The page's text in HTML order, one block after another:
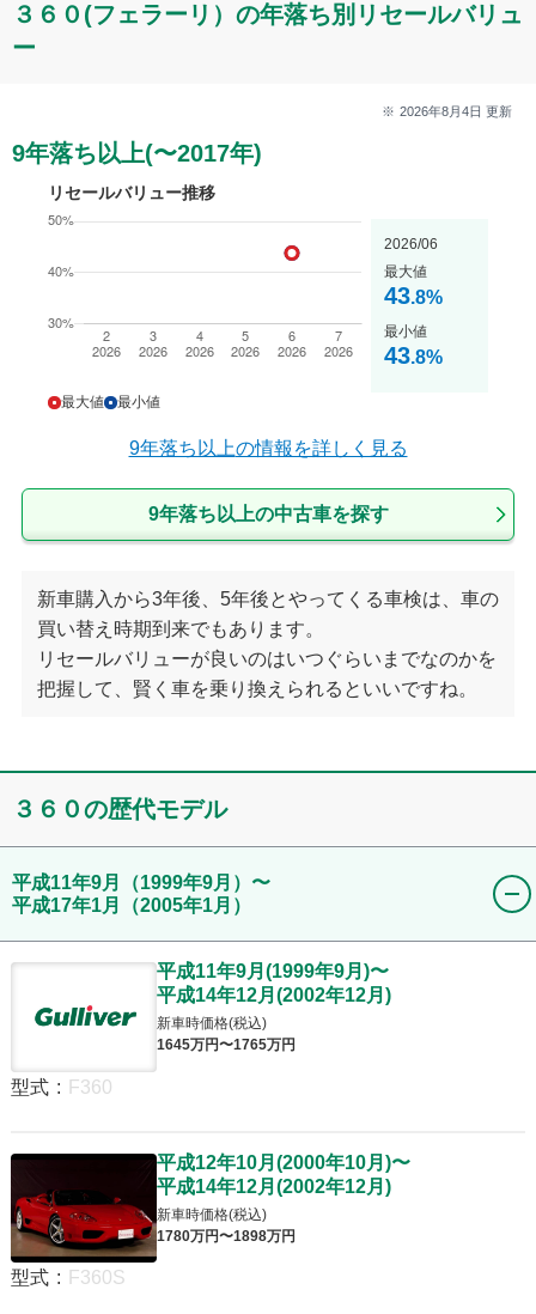
３６０(フェラーリ）の年落ち別リセールバリュ
ー
2026年8月4日 更新
9年落ち以上(〜2017年)
リセールバリュー推移
最大値 最小値
2026/06
最大値
43.8%
最小値
43.8%
9年落ち以上の情報を詳しく見る
9年落ち以上の中古車を探す
新車購入から3年後、5年後とやってくる車検は、車の
買い替え時期到来でもあります。
リセールバリューが良いのはいつぐらいまでなのかを
把握して、賢く車を乗り換えられるといいですね。
３６０の歴代モデル
平成11年9月 （1999年9月） 〜
平成17年1月
（2005年1月）
平成11年9月 (1999年9月 )〜
平成14年12月 (2002年12月 )
新車時価格(税込)
1645万円〜1765万円
型式 : F360
平成12年10月 (2000年10月 )〜
平成14年12月 (2002年12月 )
新車時価格(税込)
1780万円〜1898万円
型式 : F360S